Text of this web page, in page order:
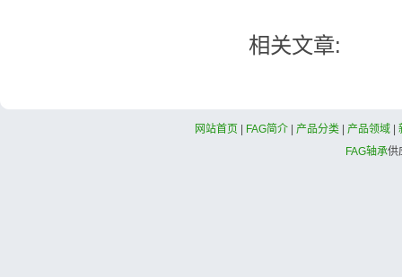
相关文章:
网站首页 FAG简介 产品分类 产品领域
FAG轴承供